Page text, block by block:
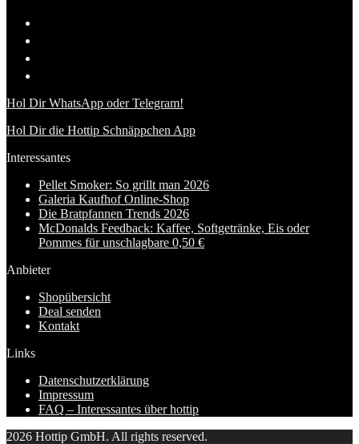
Hol Dir WhatsApp oder Telegram!
Hol Dir die Hottip Schnäppchen App
Interessantes
Pellet Smoker: So grillt man 2026
Galeria Kaufhof Online-Shop
Die Bratpfannen Trends 2026
McDonalds Feedback: Kaffee, Softgetränke, Eis oder
Pommes für unschlagbare 0,50 €
Anbieter
Shopübersicht
Deal senden
Kontakt
Links
Datenschutzerklärung
Impressum
FAQ – Interessantes über hottip
2026 Hottip GmbH. All rights reserved.